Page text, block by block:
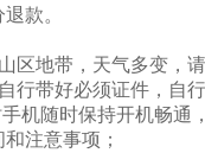
款。
区地带，天气多变，
行带好必须证件，自
机随时保持开机畅通
注意事项；